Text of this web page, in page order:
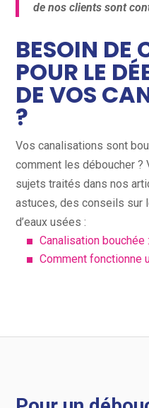
de nos clients sont
BESOIN DE
POUR LE
DE VOS
?
Vos canalisations sont
comment les déboucher
sujets traités dans nos
astuces, des conseils sur
d’eaux usées :
Canalisation bouchée
Comment fonctionne